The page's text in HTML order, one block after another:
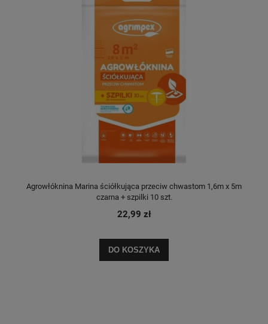
Agrowłóknina Marina ściółkująca przeciw chwastom 1,6m x 5m
czarna + szpilki 10 szt.
22,99 zł
DO KOSZYKA